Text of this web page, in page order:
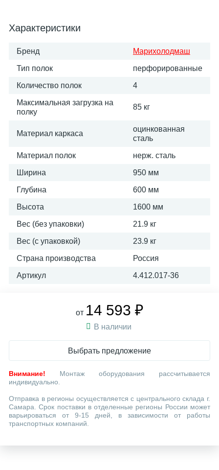
Характеристики
Бренд Марихолодмаш
Тип полок перфорированные
Количество полок 4
Максимальная загрузка на
полку
85 кг
Материал каркаса
оцинкованная
сталь
Материал полок нерж. сталь
Ширина 950 мм
Глубина 600 мм
Высота 1600 мм
Вес (без упаковки) 21.9 кг
Вес (с упаковкой) 23.9 кг
Страна производства Россия
Артикул 4.412.017-36
от 14 593 ₽
В наличии
Выбрать предложение
Внимание! Монтаж оборудования рассчитывается
индивидуально.
Отправка в регионы осуществляется с центрального склада г.
Самара. Срок поставки в отделенные регионы России может
варьироваться от 9-15 дней, в зависимости от работы
транспортных компаний.